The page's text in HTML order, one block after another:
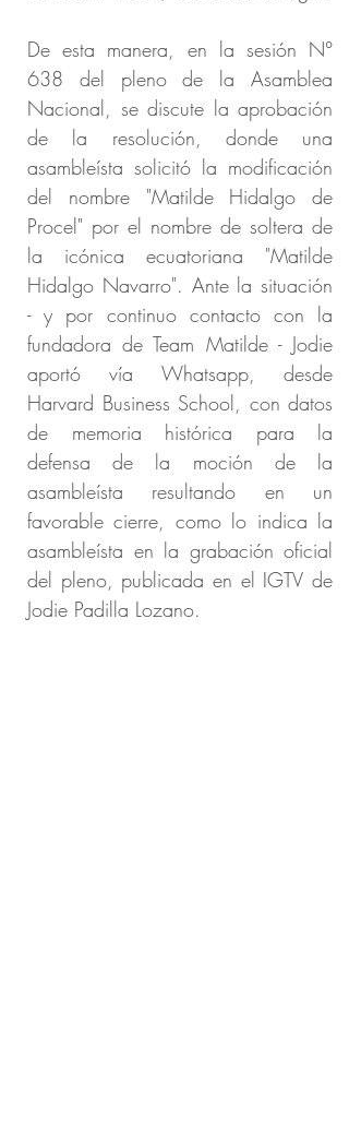
De esta manera, en la sesión N°
638 del pleno de la Asamblea
Nacional, se discute la aprobación
de la resolución, donde una
asambleísta solicitó la modificación
del nombre "Matilde Hidalgo de
Procel" por el nombre de soltera de
la icónica ecuatoriana "Matilde
Hidalgo Navarro". Ante la situación
- y por continuo contacto con la
fundadora de Team Matilde - Jodie
aportó vía Whatsapp, desde
Harvard Business School, con datos
de memoria histórica para la
defensa de la moción de la
asambleísta resultando en un
favorable cierre, como lo indica la
asambleísta en la grabación oficial
del pleno, publicada en el IGTV de
Jodie Padilla Lozano.